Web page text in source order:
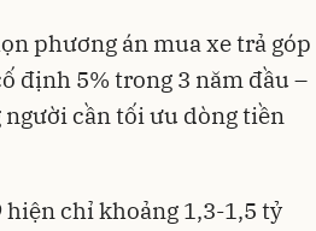
phương án mua xe trả góp
định 5% trong 3 năm đầu –
cần tối ưu dòng tiền
hiện chỉ khoảng 1,3-1,5 tỷ